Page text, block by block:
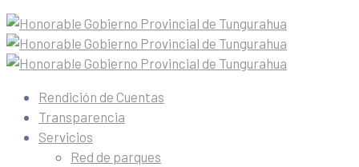
Rendición de Cuentas
Transparencia
Servicios
Red de parques